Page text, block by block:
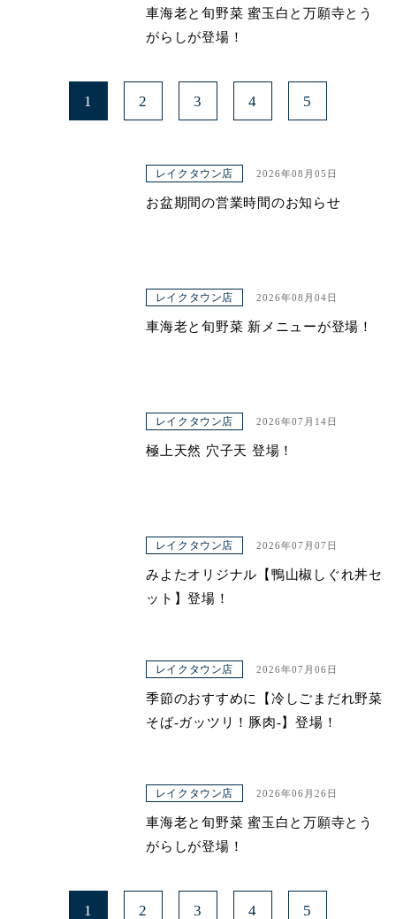
車海老と旬野菜 蜜玉白と万願寺とう
がらしが登場！
1 2 3 4 5
レイクタウン店 2026年08月05日
お盆期間の営業時間のお知らせ
レイクタウン店 2026年08月04日
車海老と旬野菜 新メニューが登場！
レイクタウン店 2026年07月14日
極上天然 穴子天 登場！
レイクタウン店 2026年07月07日
みよたオリジナル【鴨山椒しぐれ丼セ
ット】登場！
レイクタウン店 2026年07月06日
季節のおすすめに【冷しごまだれ野菜
そば-ガッツリ！豚肉-】登場！
レイクタウン店 2026年06月26日
車海老と旬野菜 蜜玉白と万願寺とう
がらしが登場！
1 2 3 4 5